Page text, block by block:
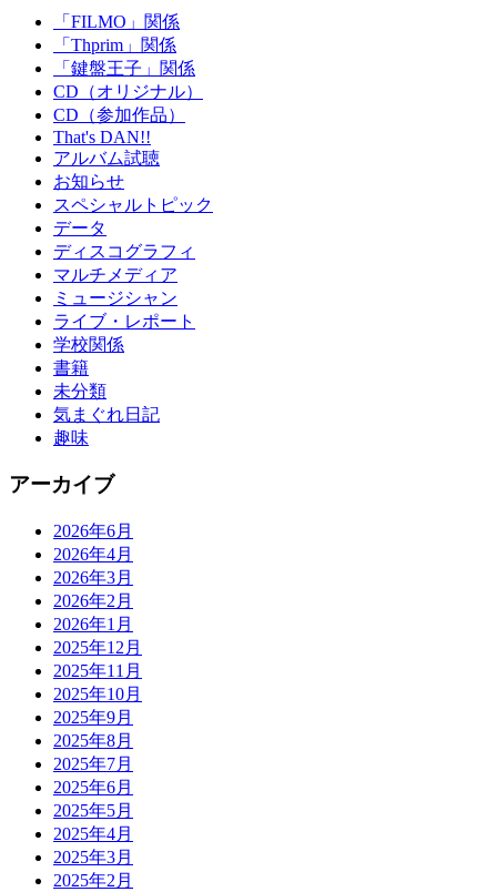
「FILMO」関係
「Thprim」関係
「鍵盤王子」関係
CD（オリジナル）
CD（参加作品）
That's DAN!!
アルバム試聴
お知らせ
スペシャルトピック
データ
ディスコグラフィ
マルチメディア
ミュージシャン
ライブ・レポート
学校関係
書籍
未分類
気まぐれ日記
趣味
アーカイブ
2026年6月
2026年4月
2026年3月
2026年2月
2026年1月
2025年12月
2025年11月
2025年10月
2025年9月
2025年8月
2025年7月
2025年6月
2025年5月
2025年4月
2025年3月
2025年2月